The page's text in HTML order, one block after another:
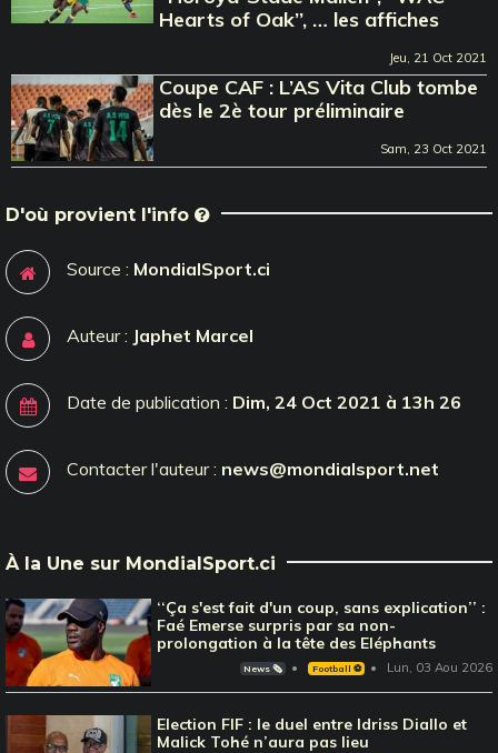
Hearts of Oak’’, … les affiches
Jeu, 21 Oct 2021
Coupe CAF : L’AS Vita Club tombe
dès le 2è tour préliminaire
Sam, 23 Oct 2021
D'où provient l'info
Source : MondialSport.ci
Auteur : Japhet Marcel
Date de publication : Dim, 24 Oct 2021 à 13h 26
Contacter l'auteur : news@mondialsport.net
À la Une sur MondialSport.ci
‘‘Ça s'est fait d'un coup, sans explication’’ :
Faé Emerse surpris par sa non-
prolongation à la tête des Eléphants
News 🗞️ Football ⚽️ Lun, 03 Aou 2026
Election FIF : le duel entre Idriss Diallo et
Malick Tohé n’aura pas lieu